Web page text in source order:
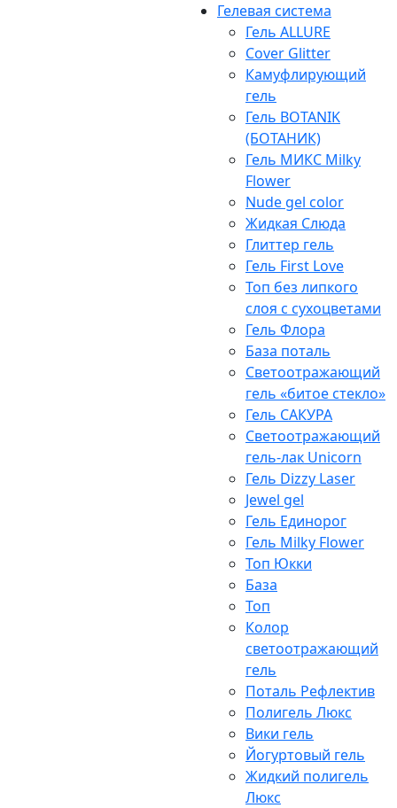
Гелевая система
Гель ALLURE
Cover Glitter
Камуфлирующий
гель
Гель BOTANIK
(БОТАНИК)
Гель МИКС Milky
Flower
Nude gel color
Жидкая Слюда
Глиттер гель
Гель First Love
Топ без липкого
слоя с сухоцветами
Гель Флора
База поталь
Светоотражающий
гель «битое стекло»
Гель САКУРА
Светоотражающий
гель-лак Unicorn
Гель Dizzy Laser
Jewel gel
Гель Единорог
Гель Milky Flower
Топ Юкки
База
Топ
Колор
светоотражающий
гель
Поталь Рефлектив
Полигель Люкс
Вики гель
Йогуртовый гель
Жидкий полигель
Люкс